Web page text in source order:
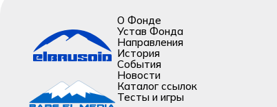
О Фонде
Устав Фонда
Направления
История
События
Новости
Каталог ссылок
Тесты и игры